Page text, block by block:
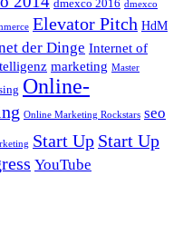
dmexco 2016 dmexco
Elevator Pitch HdM
der Dinge Internet of
marketing Master
Online-
Online Marketing Rockstars seo
Start Up Start Up
YouTube